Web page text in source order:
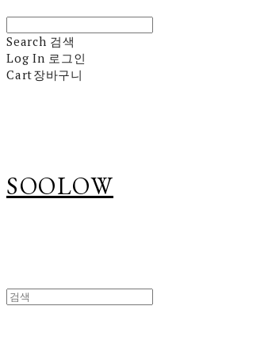
Search 검색
Log In 로그인
Cart장바구니
SOOLOW